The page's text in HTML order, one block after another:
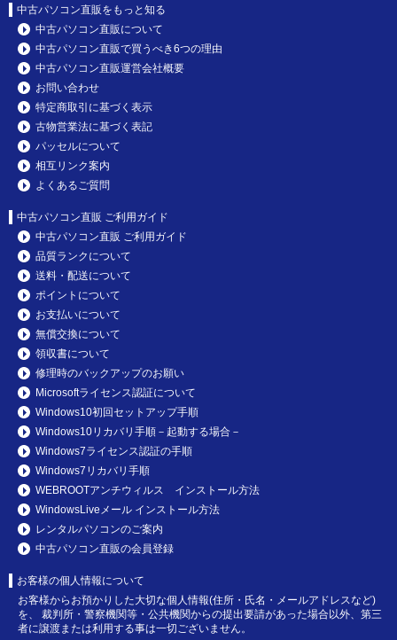
中古パソコン直販をもっと知る
中古パソコン直販について
中古パソコン直販で買うべき6つの理由
中古パソコン直販運営会社概要
お問い合わせ
特定商取引に基づく表示
古物営業法に基づく表記
パッセルについて
相互リンク案内
よくあるご質問
中古パソコン直販 ご利用ガイド
中古パソコン直販 ご利用ガイド
品質ランクについて
送料・配送について
ポイントについて
お支払いについて
無償交換について
領収書について
修理時のバックアップのお願い
Microsoftライセンス認証について
Windows10初回セットアップ手順
Windows10リカバリ手順－起動する場合－
Windows7ライセンス認証の手順
Windows7リカバリ手順
WEBROOTアンチウィルス インストール方法
WindowsLiveメール インストール方法
レンタルパソコンのご案内
中古パソコン直販の会員登録
お客様の個人情報について
お客様からお預かりした大切な個人情報(住所・氏名・メールアドレスなど)
を、 裁判所・警察機関等・公共機関からの提出要請があった場合以外、第三
者に譲渡または利用する事は一切ございません。